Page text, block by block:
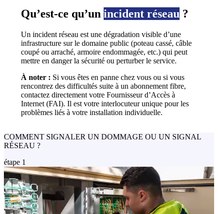
Qu’est-ce qu’un incident réseau ?
Un incident réseau est une dégradation visible d’une
infrastructure sur le domaine public (poteau cassé, câble
coupé ou arraché, armoire endommagée, etc.) qui peut
mettre en danger la sécurité ou perturber le service.
À noter : Si vous êtes en panne chez vous ou si vous
rencontrez des difficultés suite à un abonnement fibre,
contactez directement votre Fournisseur d’Accès à
Internet (FAI). Il est votre interlocuteur unique pour les
problèmes liés à votre installation individuelle.
COMMENT SIGNALER UN DOMMAGE OU UN SIGNAL
RÉSEAU ?
étape 1